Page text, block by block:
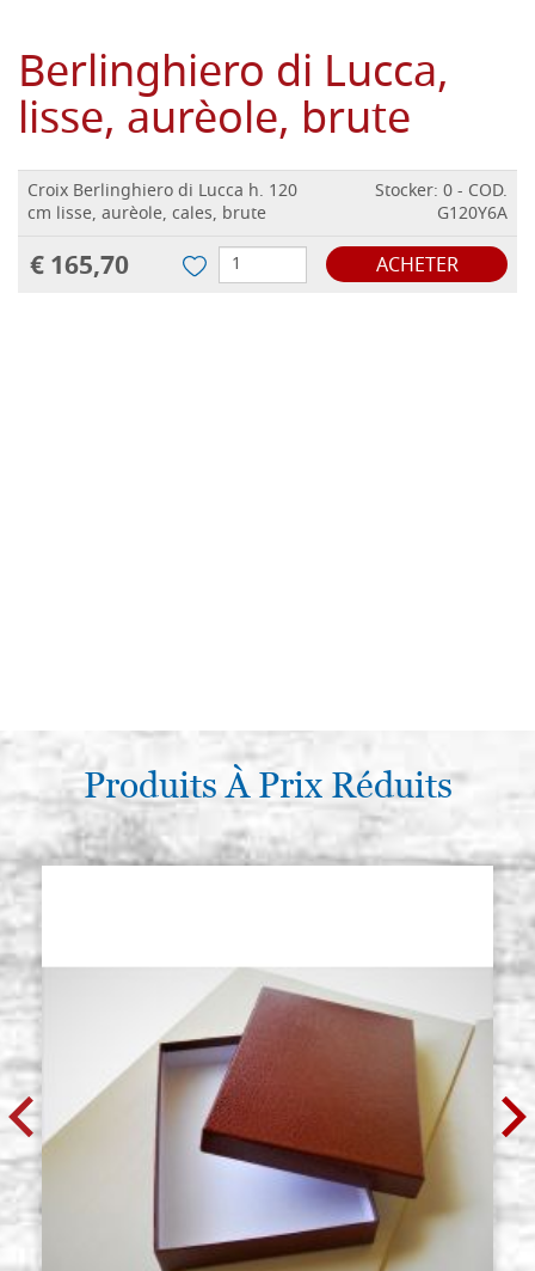
Berlinghiero di Lucca,
lisse, aurèole, brute
Croix Berlinghiero di Lucca h. 120
cm lisse, aurèole, cales, brute
Stocker: 0 - COD.
G120Y6A
€ 165,70 ACHETER
Produits À Prix Réduits